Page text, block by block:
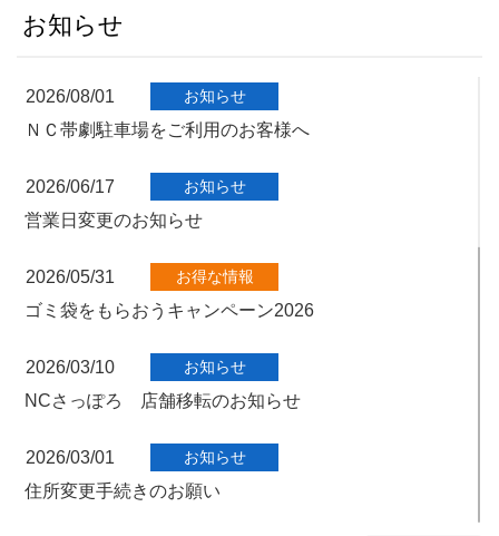
お知らせ
2026/08/01 お知らせ
ＮＣ帯劇駐車場をご利用のお客様へ
2026/06/17 お知らせ
営業日変更のお知らせ
2026/05/31 お得な情報
ゴミ袋をもらおうキャンペーン2026
2026/03/10 お知らせ
NCさっぽろ 店舗移転のお知らせ
2026/03/01 お知らせ
住所変更手続きのお願い